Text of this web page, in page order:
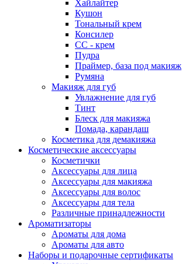
Хайлайтер
Кушон
Тональный крем
Консилер
СС - крем
Пудра
Праймер, база под макияж
Румяна
Макияж для губ
Увлажнение для губ
Тинт
Блеск для макияжа
Помада, карандаш
Косметика для демакияжа
Косметические аксессуары
Косметички
Аксессуары для лица
Аксессуары для макияжа
Аксессуары для волос
Аксессуары для тела
Различные принадлежности
Ароматизаторы
Ароматы для дома
Ароматы для авто
Наборы и подарочные сертификаты